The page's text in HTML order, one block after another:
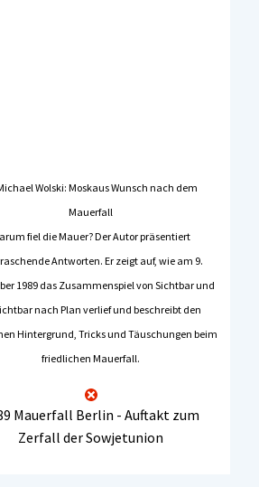
Wolski: Moskaus Wunsch nach dem
Mauerfall
fiel die Mauer? Der Autor präsentiert
Antworten. Er zeigt auf, wie am 9.
1989 das Zusammenspiel von Sichtbar und
nach Plan verlief und beschreibt den
Hintergrund, Tricks und Täuschungen beim
friedlichen Mauerfall.
Mauerfall Berlin - Auftakt zum
Zerfall der Sowjetunion